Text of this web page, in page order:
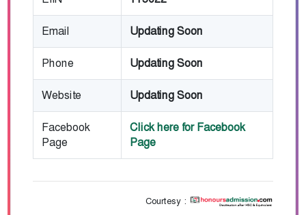
Email Updating Soon
Phone Updating Soon
Website Updating Soon
Facebook
Page
Click here for Facebook
Page
Courtesy :